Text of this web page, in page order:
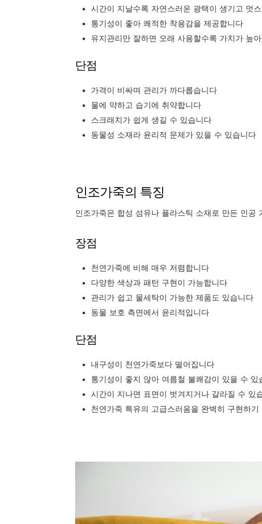
시간이 지날수록 자연스러운 광택이 생기고 멋
통기성이 좋아 쾌적한 착용감을 제공합니다
유지관리만 잘하면 오래 사용할수록 가치가 높
단점
가격이 비싸며 관리가 까다롭습니다
물에 약하고 습기에 취약합니다
스크래치가 쉽게 생길 수 있습니다
동물성 소재라 윤리적 문제가 있을 수 있습니다
인조가죽의 특징
인조가죽은 합성 섬유나 플라스틱 소재로 만든 인공
장점
천연가죽에 비해 매우 저렴합니다
다양한 색상과 패턴 구현이 가능합니다
관리가 쉽고 물세탁이 가능한 제품도 있습니다
동물 보호 측면에서 윤리적입니다
단점
내구성이 천연가죽보다 떨어집니다
통기성이 좋지 않아 여름철 불쾌감이 있을 수 있
시간이 지나면 표면이 벗겨지거나 갈라질 수 있
천연가죽 특유의 고급스러움을 완벽히 구현하기